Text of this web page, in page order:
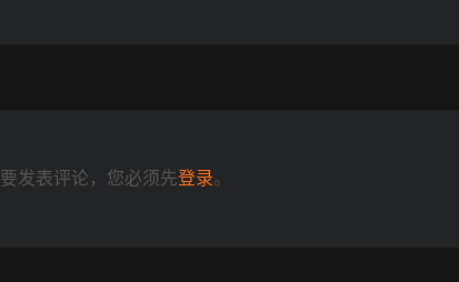
要发表评论，您必须先登录。